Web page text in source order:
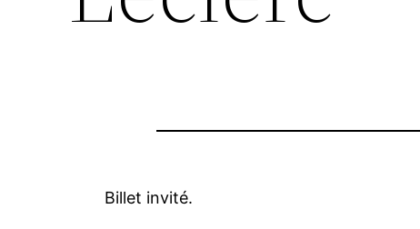
Billet invité.